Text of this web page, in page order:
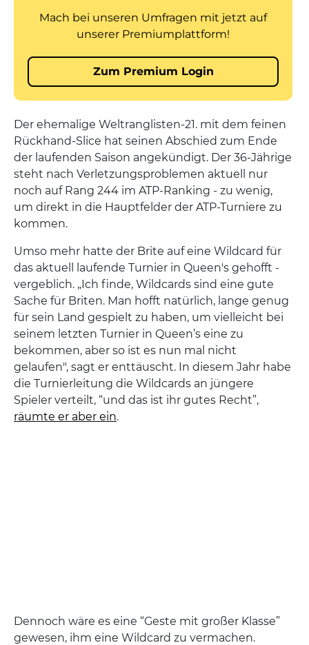
Der ehemalige Weltranglisten-21. mit dem feinen
Rückhand-Slice hat seinen Abschied zum Ende
der laufenden Saison angekündigt. Der 36-Jährige
steht nach Verletzungsproblemen aktuell nur
noch auf Rang 244 im ATP-Ranking - zu wenig,
um direkt in die Hauptfelder der ATP-Turniere zu
kommen.
Umso mehr hatte der Brite auf eine Wildcard für
das aktuell laufende Turnier in Queen's gehofft -
vergeblich. „Ich finde, Wildcards sind eine gute
Sache für Briten. Man hofft natürlich, lange genug
für sein Land gespielt zu haben, um vielleicht bei
seinem letzten Turnier in Queen’s eine zu
bekommen, aber so ist es nun mal nicht
gelaufen", sagt er enttäuscht. In diesem Jahr habe
die Turnierleitung die Wildcards an jüngere
Spieler verteilt, “und das ist ihr gutes Recht”,
räumte er aber ein.
Dennoch wäre es eine “Geste mit großer Klasse”
gewesen, ihm eine Wildcard zu vermachen.